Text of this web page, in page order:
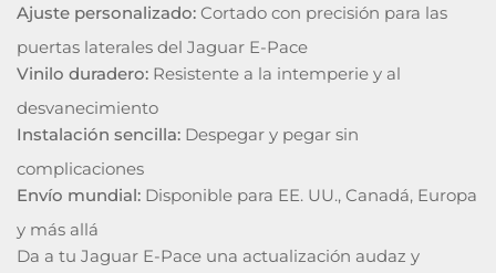
Ajuste personalizado: Cortado con precisión para las
puertas laterales del Jaguar E-Pace
Vinilo duradero: Resistente a la intemperie y al
desvanecimiento
Instalación sencilla: Despegar y pegar sin
complicaciones
Envío mundial: Disponible para EE. UU., Canadá, Europa
y más allá
Da a tu Jaguar E-Pace una actualización audaz y